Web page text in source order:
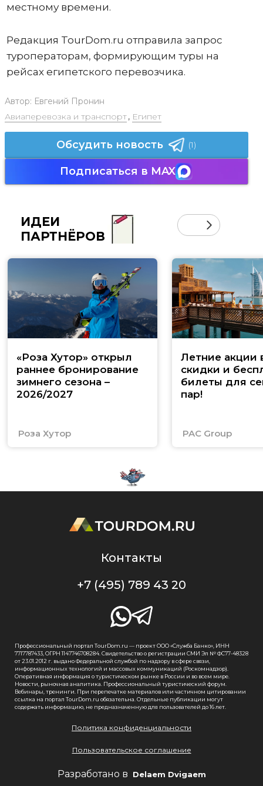
местному времени.
Редакция TourDom.ru отправила запрос
туроператорам, формирующим туры на
рейсах египетского перевозчика.
Автор: Евгений Пронин
Авиаперевозка и транспорт, Египет
Обсудить новость (1)
Подписаться в MAX
ИДЕИ
ПАРТНЁРОВ
«Роза Хутор» открыл
раннее бронирование
зимнего сезона –
2026/2027
Роза Хутор
Летние акции
скидки и
билеты для
пар!
PAC Group
Контакты
+7 (495) 789 43 20
Профессиональный портал TourDom.ru — проект ООО «Служба Банко», ИНН
7717787433, ОГРН 1147746708284. Свидетельство о регистрации СМИ Эл № ФС77-48328
от 23.01.2012 г. выдано Федеральной службой по надзору в сфере связи,
информационных технологий и массовых коммуникаций (Роскомнадзор).
Оперативная информация о туристическом рынке в России и во всем мире.
Новости, рыночная аналитика. Профессиональный туристический форум.
Вебинары, тренинги. При перепечатке материалов или частичном цитировании
ссылка на портал TourDom.ru обязательна. Отдельные публикации могут
содержать информацию, не предназначенную для пользователей до 16 лет.
Политика конфиденциальности
Пользовательское соглашение
Разработано в Delaem Dvigaem